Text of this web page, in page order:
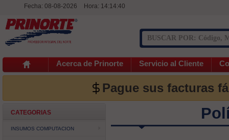
Fecha: 08-08-2026 Hora: 14:14:40
Acerca de Prinorte Servicio al Cliente
Pague sus facturas
CATEGORIAS
INSUMOS COMPUTACION